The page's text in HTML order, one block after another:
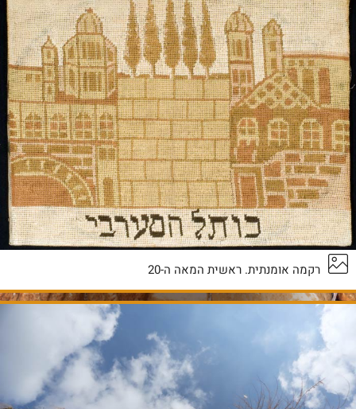
רקמה אומנתית. ראשית המאה ה-20